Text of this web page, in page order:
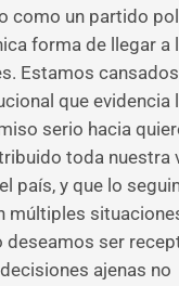
como un partido
forma de llegar a
Estamos
que evidencia
serio hacia
toda nuestra
país, y que lo
múltiples
deseamos ser
ajenas no